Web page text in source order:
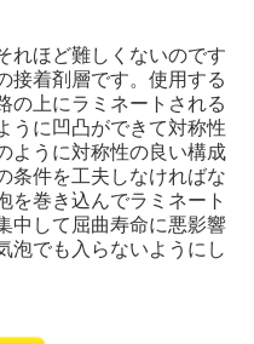
れほど難しくないのです
接着剤層です。使用する
の上にラミネートされる
うに凹凸ができて対称性
ように対称性の良い構成
条件を工夫しなければな
を巻き込んでラミネート
中して屈曲寿命に悪影響
泡でも入らないようにし